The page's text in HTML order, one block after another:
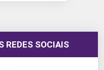
REDES SOCIAIS